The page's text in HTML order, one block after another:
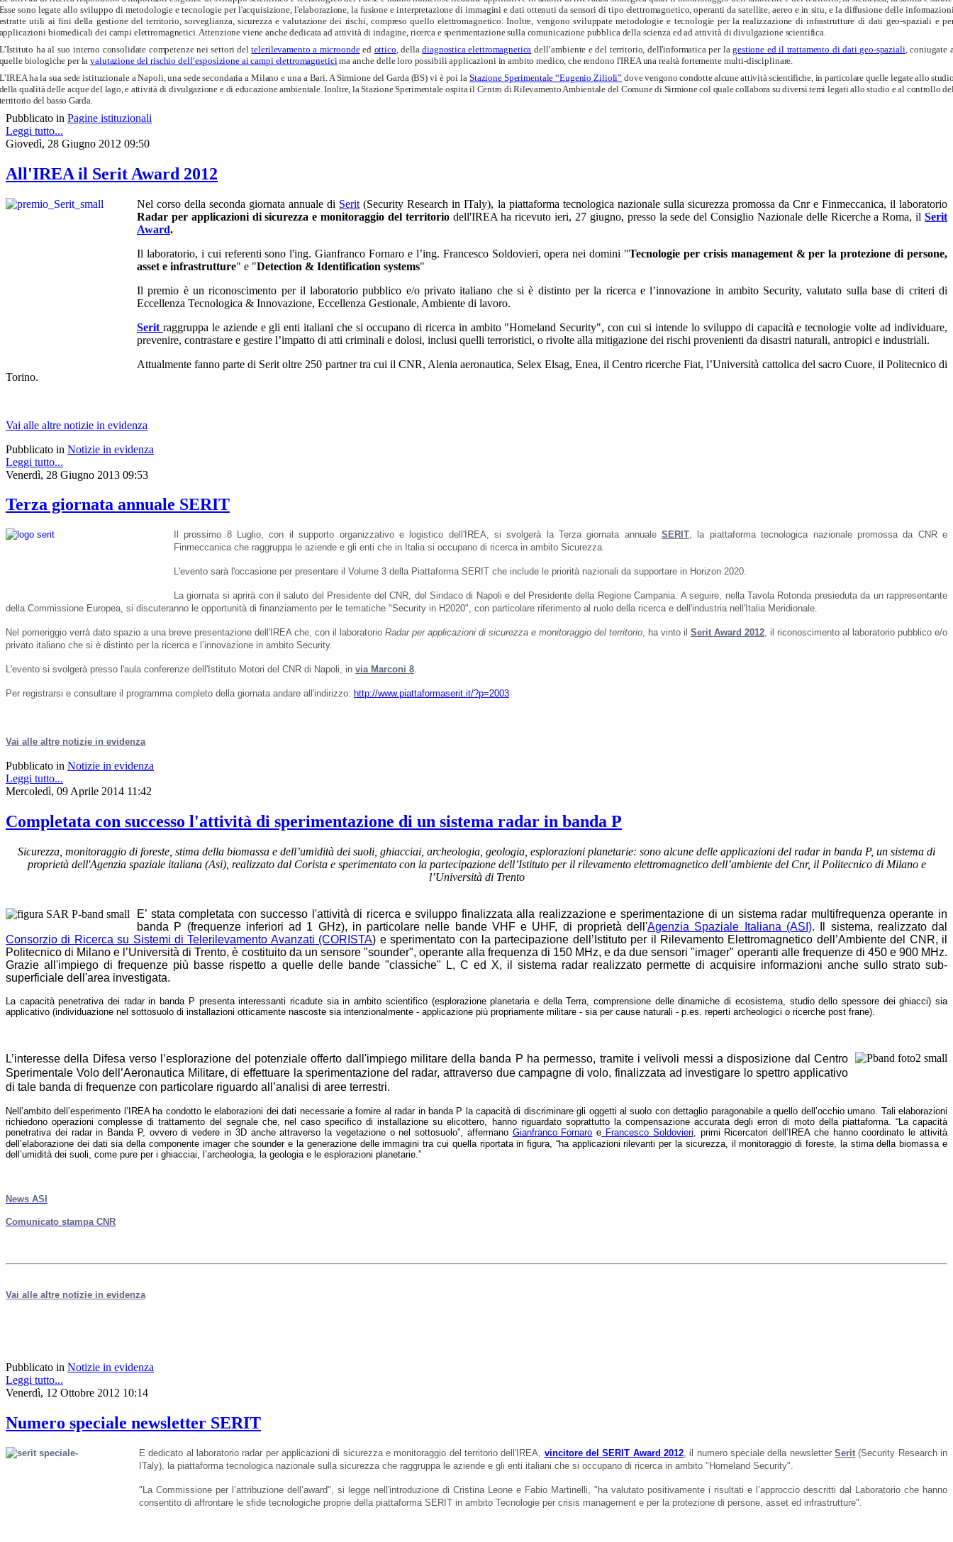
sono legate allo sviluppo di metodologie e tecnologie per l'acquisizione, l'elaborazione, la fusione e interpretazione di immagini e dati ottenuti da sensori di tipo elettromagnetico, operanti da satellite, aereo e in situ, e la diffusione delle
utili ai fini della gestione del territorio, sorveglianza, sicurezza e valutazione dei rischi, compreso quello elettromagnetico. Inoltre, vengono sviluppate metodologie e tecnologie per la realizzazione di infrastrutture di dati geo-spaziali e
biomedicali dei campi elettromagnetici. Attenzione viene anche dedicata ad attività di indagine, ricerca e sperimentazione sulla comunicazione pubblica della scienza ed ad attività di divulgazione scientifica.
ha al suo interno consolidate competenze nei settori deltelerilevamento a microondeed ottico , delladiagnostica elettromagnetica dell’ambiente e del territorio, dell'informatica per lagestione ed il trattamento di dati geo-spaziali , coniugate
biologiche per lavalutazione del rischio dell’esposizione ai campi elettromagnetici ma anche delle loro possibili applicazioni in ambito medico, che rendono l'IREA una realtà fortemente multi-disciplinare.
ha la sua sede istituzionale a Napoli, una sede secondaria a Milano e una a Bari. A Sirmione del Garda (BS) vi è poi la Stazione Sperimentale “Eugenio Zilioli” dovevengono condotte alcune attività scientifiche, in particolare quelle legate allo
qualità delle acque del lago, e attività di divulgazione e di educazione ambientale. Inoltre, la Stazione Sperimentale ospita il Centro di Rilevamento Ambientale del Comune di Sirmione col quale collabora su diversi temi legati allo studio e al controllo
del basso Garda.
Pubblicato in Pagine istituzionali
Leggi tutto...
Giovedì, 28 Giugno 2012 09:50
All'IREA il Serit Award 2012
Nel corso della seconda giornata annuale di Serit (Security Research in ITaly), la piattaforma tecnologica nazionale sulla sicurezza promossa da Cnr e Finmeccanica, il laboratorio
Radar per applicazioni di sicurezza e monitoraggio del territoriodell'IREA ha ricevuto ieri, 27 giugno, presso la sede del Consiglio Nazionale delle Ricerche a Roma, ilSerit
Award.
Il laboratorio, i cui referenti sono l'ing. Gianfranco Fornaro e l’ing. Francesco Soldovieri, opera nei domini "Tecnologie per crisis management & per la protezione di persone,
asset e infrastrutture" e "Detection & Identification systems"
Il premio è un riconoscimento per il laboratorio pubblico e/o privato italiano che si è distinto per la ricerca e l’innovazione in ambito Security, valutato sulla base di criteri di
Eccellenza Tecnologica & Innovazione, Eccellenza Gestionale, Ambiente di lavoro.
Serit raggruppa le aziende e gli enti italiani che si occupano di ricerca in ambito "Homeland Security", con cui si intende lo sviluppo di capacità e tecnologie volte ad individuare,
prevenire, contrastare e gestire l’impatto di atti criminali e dolosi, inclusi quelli terroristici, o rivolte alla mitigazione dei rischi provenienti da disastri naturali, antropici e industriali.
Attualmente fanno parte di Serit oltre 250 partner tra cui il CNR, Alenia aeronautica, Selex Elsag, Enea, il Centro ricerche Fiat, l’Università cattolica del sacro Cuore, il Politecnico di
Torino.
Vai alle altre notizie in evidenza
Pubblicato in Notizie in evidenza
Leggi tutto...
Venerdì, 28 Giugno 2013 09:53
Terza giornata annuale SERIT
Il prossimo 8 Luglio, con il supporto organizzativo e logistico dell'IREA, si svolgerà la Terza giornata annualeSERIT, la piattaforma tecnologica nazionale promossa da CNR e
Finmeccanica che raggruppa le aziende e gli enti che in Italia si occupano di ricerca in ambito Sicurezza.
L'evento sarà l'occasione per presentare il Volume 3 della Piattaforma SERIT che include le priorità nazionali da supportare in Horizon 2020.
La giornata si aprirà con il saluto del Presidente del CNR, del Sindaco di Napoli e del Presidente della Regione Campania. A seguire, nella Tavola Rotonda presieduta da un rappresentante
della Commissione Europea, si discuteranno le opportunità di finanziamento per le tematiche "Security in H2020", con particolare riferimento al ruolo della ricerca e dell'industria nell'Italia Meridionale.
Nel pomeriggio verrà dato spazio a una breve presentazione dell'IREA che, con il laboratorio Radar per applicazioni di sicurezza e monitoraggio del territorio, ha vinto il Serit Award 2012, il riconoscimento al laboratorio pubblico e/o
privato italiano che si è distinto per la ricerca e l’innovazione in ambito Security.
L'evento si svolgerà presso l'aula conferenze dell'Istituto Motori del CNR di Napoli, in via Marconi 8.
Per registrarsi e consultare il programma completo della giornata andare all'indirizzo: http://www.piattaformaserit.it/?p=2003
Vai alle altre notizie in evidenza
Pubblicato in Notizie in evidenza
Leggi tutto...
Mercoledì, 09 Aprile 2014 11:42
Completata con successo l'attività di sperimentazione di un sistema radar in banda P
Sicurezza, monitoraggio di foreste, stima della biomassa e dell’umidità dei suoli, ghiacciai, archeologia, geologia, esplorazioni planetarie: sono alcune delle applicazioni del radar in banda P, un sistema di
proprietà dell'Agenzia spaziale italiana (Asi), realizzato dal Corista e sperimentato con la partecipazione dell’Istituto per il rilevamento elettromagnetico dell’ambiente del Cnr, il Politecnico di Milano e
l’Università di Trento
E’ stata completata con successo l'attività di ricerca e sviluppo finalizzata alla realizzazione e sperimentazione di un sistema radar multifrequenza operante in
banda P (frequenze inferiori ad 1 GHz), in particolare nelle bande VHF e UHF, di proprietà dell'Agenzia Spaziale Italiana (ASI). Il sistema, realizzato dal
Consorzio di Ricerca su Sistemi di Telerilevamento Avanzati (CORISTA) e sperimentato con la partecipazione dell’Istituto per il Rilevamento Elettromagnetico dell’Ambiente del CNR, il
Politecnico di Milano e l’Università di Trento, è costituito da un sensore "sounder", operante alla frequenza di 150 MHz, e da due sensori "imager" operanti alle frequenze di 450 e 900 MHz.
Grazie all'impiego di frequenze più basse rispetto a quelle delle bande "classiche" L, C ed X, il sistema radar realizzato permette di acquisire informazioni anche sullo strato sub-
superficiale dell'area investigata.
La capacità penetrativa dei radar in banda P presenta interessanti ricadute sia in ambito scientifico (esplorazione planetaria e della Terra, comprensione delle dinamiche di ecosistema, studio dello spessore dei ghiacci) sia
applicativo (individuazione nel sottosuolo di installazioni otticamente nascoste sia intenzionalmente - applicazione più propriamente militare - sia per cause naturali - p.es. reperti archeologici o ricerche post frane).
L’interesse della Difesa verso l’esplorazione del potenziale offerto dall'impiego militare della banda P ha permesso, tramite i velivoli messi a disposizione dal Centro
Sperimentale Volo dell’Aeronautica Militare, di effettuare la sperimentazione del radar, attraverso due campagne di volo, finalizzata ad investigare lo spettro applicativo
di tale banda di frequenze con particolare riguardo all’analisi di aree terrestri.
Nell’ambito dell’esperimento l’IREA ha condotto le elaborazioni dei dati necessarie a fornire al radar in banda P la capacità di discriminare gli oggetti al suolo con dettaglio paragonabile a quello dell’occhio umano. Tali elaborazioni
richiedono operazioni complesse di trattamento del segnale che, nel caso specifico di installazione su elicottero, hanno riguardato soprattutto la compensazione accurata degli errori di moto della piattaforma. “La capacità
penetrativa dei radar in Banda P, ovvero di vedere in 3D anche attraverso la vegetazione o nel sottosuolo”, affermano Gianfranco Fornaro e Francesco Soldovieri, primi Ricercatori dell’IREA che hanno coordinato le attività
dell’elaborazione dei dati sia della componente imager che sounder e la generazione delle immagini tra cui quella riportata in figura, “ha applicazioni rilevanti per la sicurezza, il monitoraggio di foreste, la stima della biomassa e
dell’umidità dei suoli, come pure per i ghiacciai, l’archeologia, la geologia e le esplorazioni planetarie.”
News ASI
Comunicato stampa CNR
Vai alle altre notizie in evidenza
Pubblicato in Notizie in evidenza
Leggi tutto...
Venerdì, 12 Ottobre 2012 10:14
Numero speciale newsletter SERIT
E dedicato al laboratorio radar per applicazioni di sicurezza e monitoraggio del territorio dell'IREA, vincitore del SERIT Award 2012 il numero speciale della newsletterSerit (Security Research in
ITaly), la piattaforma tecnologica nazionale sulla sicurezza che raggruppa le aziende e gli enti italiani che si occupano di ricerca in ambito "Homeland Security".
"La Commissione per l’attribuzione dell’award", si legge nell'introduzione di Cristina Leone e Fabio Martinelli, "ha valutato positivamente i risultati e l’approccio descritti dal Laboratorio che hanno
consentito di affrontare le sfide tecnologiche proprie della piattaforma SERIT in ambito Tecnologie per crisis management e per la protezione di persone, asset ed infrastrutture".